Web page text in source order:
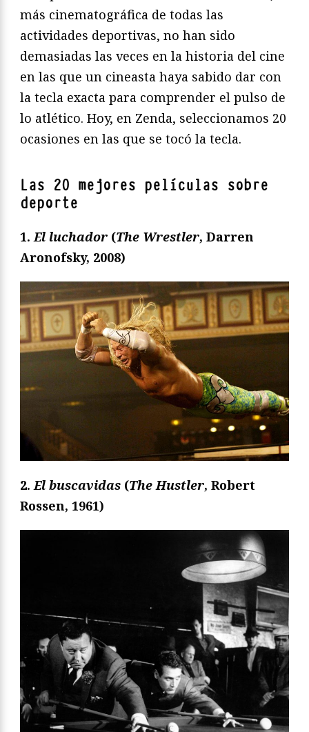
más cinematográfica de todas las
actividades deportivas, no han sido
demasiadas las veces en la historia del cine
en las que un cineasta haya sabido dar con
la tecla exacta para comprender el pulso de
lo atlético. Hoy, en Zenda, seleccionamos 20
ocasiones en las que se tocó la tecla.
Las 20 mejores películas sobre
deporte
1.El luchador (The Wrestler, Darren
Aronofsky, 2008)
2.El buscavidas (The Hustler, Robert
Rossen, 1961)